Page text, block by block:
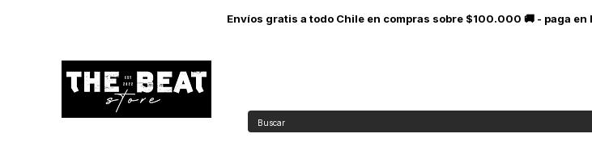
Envíos gratis a todo Chile en compras sobre $100.000 🚚 - paga en